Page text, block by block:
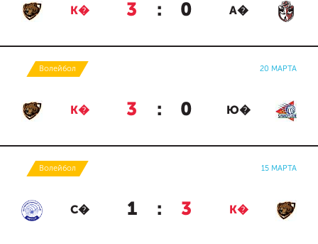
К� 3 : 0 А�
Волейбол 20 МАРТА
К� 3 : 0 Ю�
Волейбол 15 МАРТА
С� 1 : 3 К�